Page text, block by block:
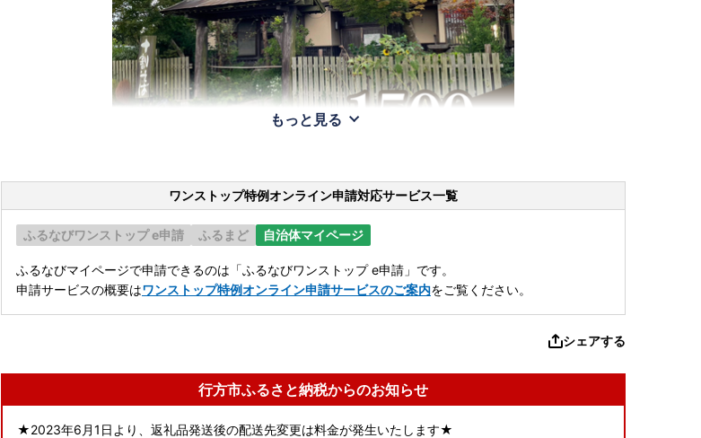
もっと見る
ワンストップ特例オンライン申請対応サービス一覧
ふるなびワンストップ e申請 ふるまど 自治体マイページ
ふるなびマイページで申請できるのは「ふるなびワンストップ e申請」です。
申請サービスの概要はワンストップ特例オンライン申請サービスのご案内をご覧ください。
シェアする
行方市ふるさと納税からのお知らせ
★2023年6月1日より、返礼品発送後の配送先変更は料金が発生いたします★